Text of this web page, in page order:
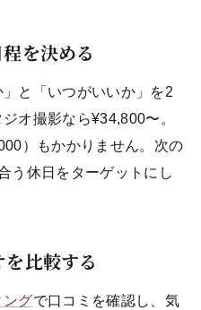
を決める
と「いつがいいか」を2
オ撮影なら¥34,800〜。
）もかかりません。次の
う休日をターゲットにし
比較する
ングで口コミを確認し、気